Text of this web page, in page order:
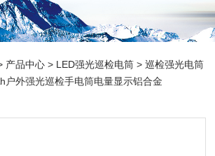
产品中心 > LED强光巡检电筒 >巡检强光电筒
户外强光巡检手电筒电量显示铝合金